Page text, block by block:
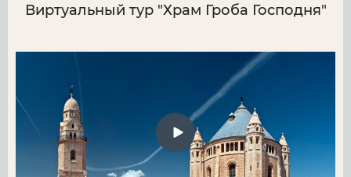
Виртуальный тур "Храм Гроба Господня"